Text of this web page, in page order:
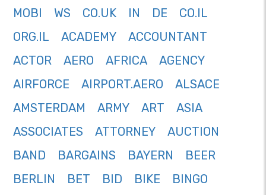
MOBI
WS CO.UK IN DE
CO.IL
ORG.IL
ACADEMY
ACCOUNTANT
ACTOR
AERO AFRICA
AGENCY
AIRFORCE
AIRPORT.AERO
ALSACE
AMSTERDAM
ARMY ART
ASIA
ASSOCIATES
ATTORNEY
AUCTION
BAND
BARGAINS BAYERN
BEER
BERLIN
BET BID BIKE
BINGO